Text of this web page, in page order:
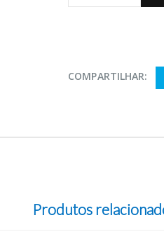
COMPARTILHAR:
Produtos